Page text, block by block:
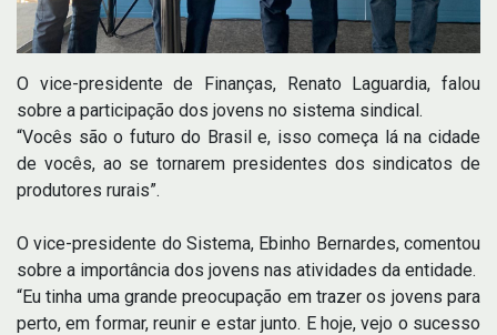
O vice-presidente de Finanças, Renato Laguardia, falou
sobre a participação dos jovens no sistema sindical.
“Vocês são o futuro do Brasil e, isso começa lá na cidade
de vocês, ao se tornarem presidentes dos sindicatos de
produtores rurais”.
O vice-presidente do Sistema, Ebinho Bernardes, comentou
sobre a importância dos jovens nas atividades da entidade.
“Eu tinha uma grande preocupação em trazer os jovens para
perto, em formar, reunir e estar junto. E hoje, vejo o sucesso